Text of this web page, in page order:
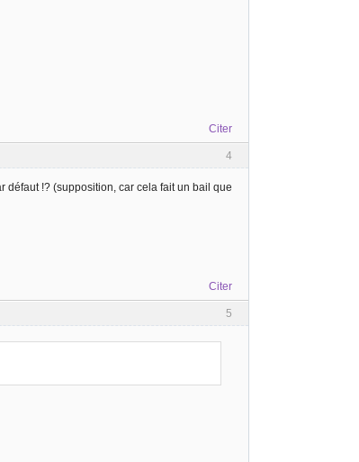
Citer
4
défaut !? (supposition, car cela fait un bail que
Citer
5